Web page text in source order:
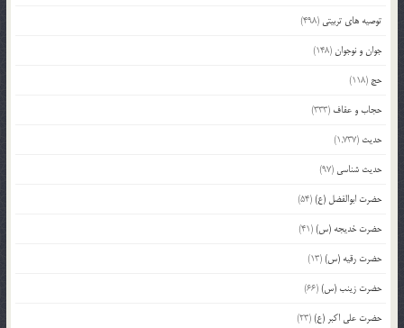
توصیه های تربیتی (498)
جوان و نوجوان(148)
حج (118)
حجاب و عفاف (333)
حدیث (1,737)
حدیث شناسی (97)
حضرت ابوالفضل (ع)(54)
حضرت خدیجه (س)(41)
حضرت رقیه (س)(13)
حضرت زینب (س)(66)
حضرت علی اکبر (ع)(23)